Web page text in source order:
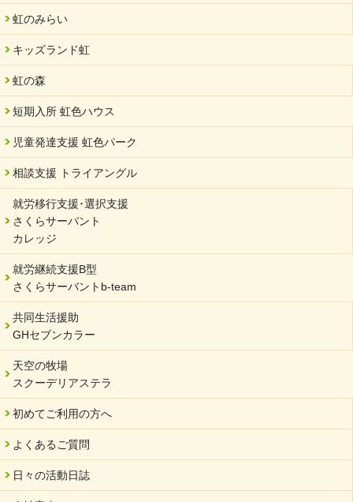
2024/04/17
SDGs発表会・研修会
2024/04/05
中学生向けのフリースクール「可茂自悠学舎」開設
2024/04/01
を開催しました。
2024/02/20
2024/02/02
岐阜県 ワーク・ライフ・バランス推進エクセレント企業認定
2024/01/15
令和6年能登半島地震被災者支援において
2023/12/29
年末年始のお知らせ
2023/12/18
北方支店・保護者交流会「収穫祭」
2023/11/08
オンラインショップを開設しました
2023/10/20
「可児の企業魅力発見フェア」に出展しました
2023/10/17
馬糞堆肥「馬の力」販売開始
虹のみらい
キッズランド虹
虹の森
短期入所 虹色ハウス
児童発達支援 虹色パーク
相談支援 トライアングル
就労移行支援･選択支援
さくらサーバント
カレッジ
就労継続支援B型
さくらサーバントb-team
共同生活援助
GHセブンカラー
天空の牧場
スクーデリアステラ
初めてご利用の方へ
よくあるご質問
日々の活動日誌